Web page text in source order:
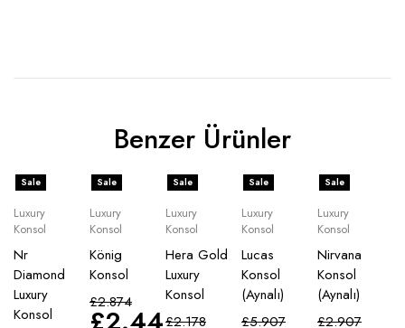
Benzer Ürünler
Sale
Luxury
Konsol
Nr
Diamond
Luxury
Konsol
Sale
Luxury
Konsol
König
Konsol
£2.874
Sale
Luxury
Konsol
Hera Gold
Luxury
Konsol
£2.178
Sale
Luxury
Konsol
Lucas
Konsol
(Aynalı)
£5.907
Sale
Luxury
Konsol
Nirvana
Konsol
(Aynalı)
£2.907